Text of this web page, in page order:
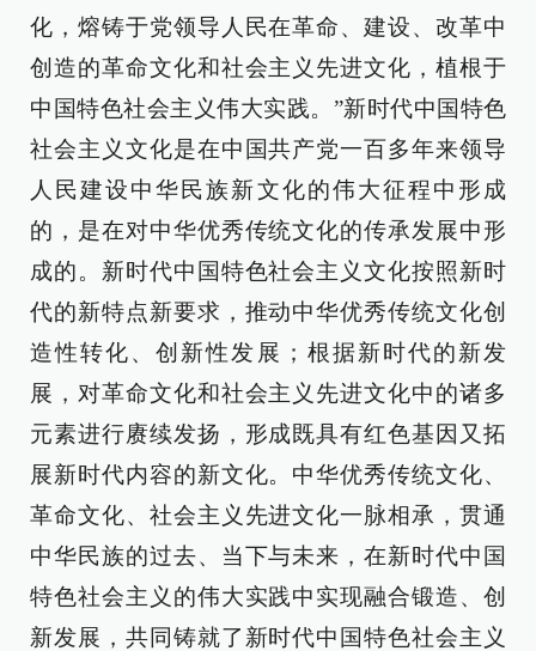
化，熔铸于党领导人民在革命、建设、改革中
创造的革命文化和社会主义先进文化，植根于
中国特色社会主义伟大实践。”新时代中国特色
社会主义文化是在中国共产党一百多年来领导
人民建设中华民族新文化的伟大征程中形成
的，是在对中华优秀传统文化的传承发展中形
成的。新时代中国特色社会主义文化按照新时
代的新特点新要求，推动中华优秀传统文化创
造性转化、创新性发展；根据新时代的新发
展，对革命文化和社会主义先进文化中的诸多
元素进行赓续发扬，形成既具有红色基因又拓
展新时代内容的新文化。中华优秀传统文化、
革命文化、社会主义先进文化一脉相承，贯通
中华民族的过去、当下与未来，在新时代中国
特色社会主义的伟大实践中实现融合锻造、创
新发展，共同铸就了新时代中国特色社会主义